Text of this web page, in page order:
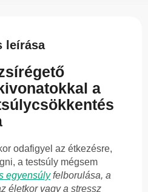
leírása
a
odafigyel az étkezésre,
a testsúly mégsem
egyensúlyfelborulása, a
életkor vagy a stressz